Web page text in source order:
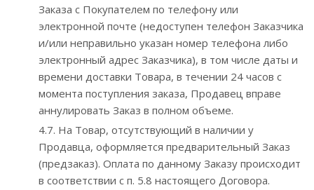
Заказа с Покупателем по телефону или
электронной почте (недоступен телефон Заказчика
и/или неправильно указан номер телефона либо
электронный адрес Заказчика), в том числе даты и
времени доставки Товара, в течении 24 часов с
момента поступления заказа, Продавец вправе
аннулировать Заказ в полном объеме.
4.7. На Товар, отсутствующий в наличии у
Продавца, оформляется предварительный Заказ
(предзаказ). Оплата по данному Заказу происходит
в соответствии с п. 5.8 настоящего Договора.